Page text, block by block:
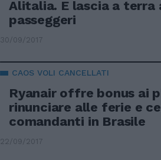
Alitalia. E lascia a
passeggeri
30/09/2017
CAOS VOLI CANCELLATI
Ryanair offre bonus ai
rinunciare alle ferie e
comandanti in Brasile
22/09/2017